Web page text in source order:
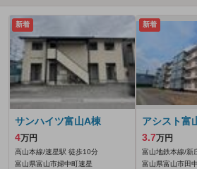
新着
サンハイツ富山A棟
4万円
高山本線/速星駅 徒歩10分
富山県富山市婦中町速星
新着
アシスト富
3.7万円
富山地鉄本線/新
富山県富山市田